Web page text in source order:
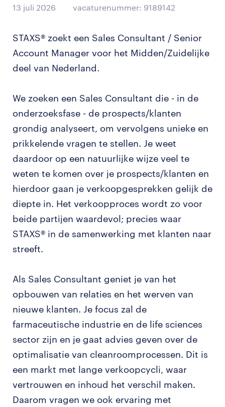
13 juli 2026 vacaturenummer: 9189142
STAXS® zoekt een Sales Consultant / Senior
Account Manager voor het Midden/Zuidelijke
deel van Nederland.
We zoeken een Sales Consultant die - in de
onderzoeksfase - de prospects/klanten
grondig analyseert, om vervolgens unieke en
prikkelende vragen te stellen. Je weet
daardoor op een natuurlijke wijze veel te
weten te komen over je prospects/klanten en
hierdoor gaan je verkoopgesprekken gelijk de
diepte in. Het verkoopproces wordt zo voor
beide partijen waardevol; precies waar
STAXS® in de samenwerking met klanten naar
streeft.
Als Sales Consultant geniet je van het
opbouwen van relaties en het werven van
nieuwe klanten. Je focus zal de
farmaceutische industrie en de life sciences
sector zijn en je gaat advies geven over de
optimalisatie van cleanroomprocessen. Dit is
een markt met lange verkoopcycli, waar
vertrouwen en inhoud het verschil maken.
Daarom vragen we ook ervaring met